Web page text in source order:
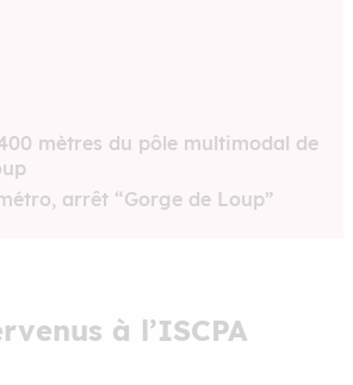
mètres du pôle multimodal de
arrêt “Gorge de Loup”
à l’ISCPA